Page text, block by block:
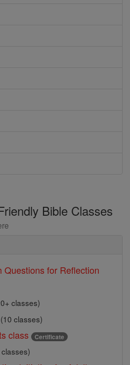
Bible Classes
Questions for Reflection
classes)
(10 classes)
class Certificate
classes)